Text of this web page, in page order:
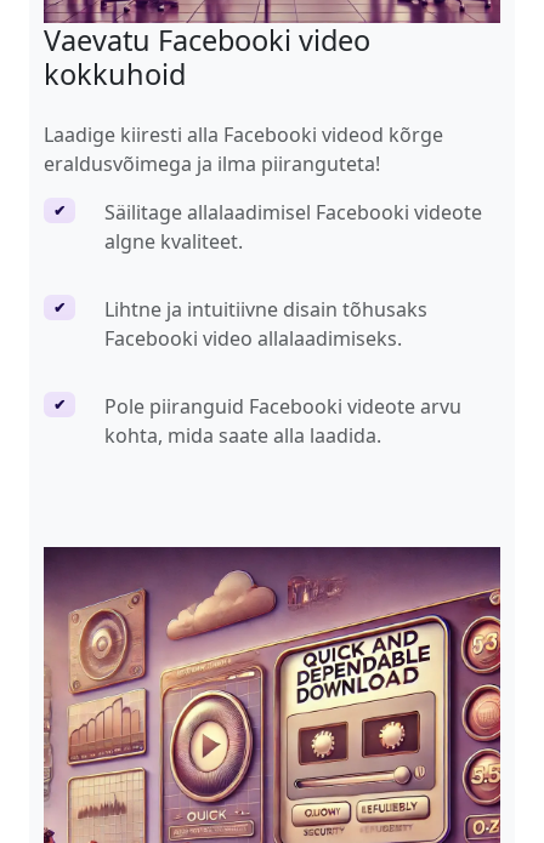
Vaevatu Facebooki video
kokkuhoid
Laadige kiiresti alla Facebooki videod kõrge
eraldusvõimega ja ilma piiranguteta!
✔
Säilitage allalaadimisel Facebooki videote
algne kvaliteet.
✔
Lihtne ja intuitiivne disain tõhusaks
Facebooki video allalaadimiseks.
✔
Pole piiranguid Facebooki videote arvu
kohta, mida saate alla laadida.